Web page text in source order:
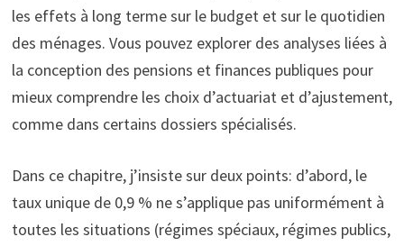
les effets à long terme sur le budget et sur le quotidien
des ménages. Vous pouvez explorer des analyses liées à
la conception des pensions et finances publiques pour
mieux comprendre les choix d’actuariat et d’ajustement,
comme dans certains dossiers spécialisés.
Dans ce chapitre, j’insiste sur deux points: d’abord, le
taux unique de 0,9 % ne s’applique pas uniformément à
toutes les situations (régimes spéciaux, régimes publics,